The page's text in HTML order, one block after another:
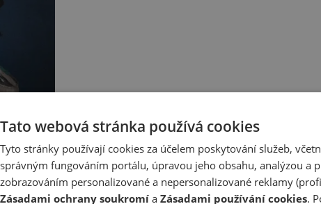
Tato webová stránka používá cookies
Tyto stránky používají cookies za účelem poskytování služeb,
správným fungováním portálu, úpravou jeho obsahu, analýzou a
zobrazováním personalizované a nepersonalizované reklamy
Zásadami ochrany soukromí a Zásadami používání cookies.